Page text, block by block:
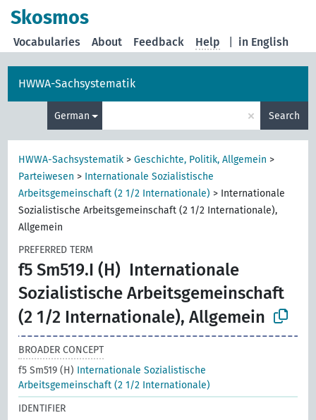
Skosmos
in English
Vocabularies About Feedback Help
HWWA-Sachsystematik
German × Search
HWWA-Sachsystematik >Geschichte, Politik, Allgemein >
Parteiwesen > Internationale Sozialistische
Arbeitsgemeinschaft (2 1/2 Internationale) > Internationale
Sozialistische Arbeitsgemeinschaft (2 1/2 Internationale),
Allgemein
PREFERRED TERM
f5 Sm519.I (H) Internationale
Sozialistische Arbeitsgemeinschaft
(2 1/2 Internationale), Allgemein
BROADER CONCEPT
f5 Sm519 (H) Internationale Sozialistische
Arbeitsgemeinschaft (2 1/2 Internationale)
IDENTIFIER